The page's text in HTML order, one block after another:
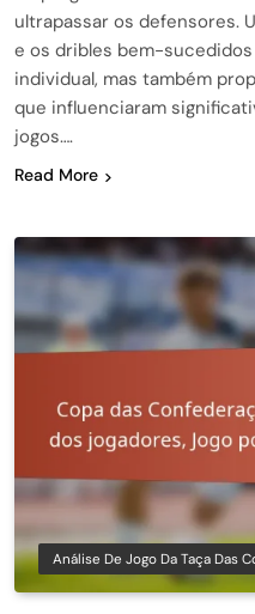
ultrapassar os defensores.
e os dribles bem-
individual, mas também
que influenciaram
jogos….
Read More
Análise De Jogo Da Taça Das